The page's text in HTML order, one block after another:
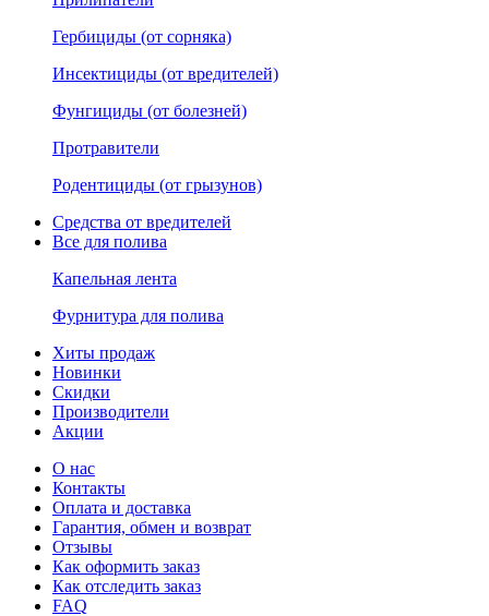
Гербициды (от сорняка)
Инсектициды (от вредителей)
Фунгициды (от болезней)
Протравители
Родентициды (от грызунов)
Средства от вредителей
Все для полива
Капельная лента
Фурнитура для полива
Хиты продаж
Новинки
Скидки
Производители
Акции
О нас
Контакты
Оплата и доставка
Гарантия, обмен и возврат
Отзывы
Как оформить заказ
Как отследить заказ
FAQ